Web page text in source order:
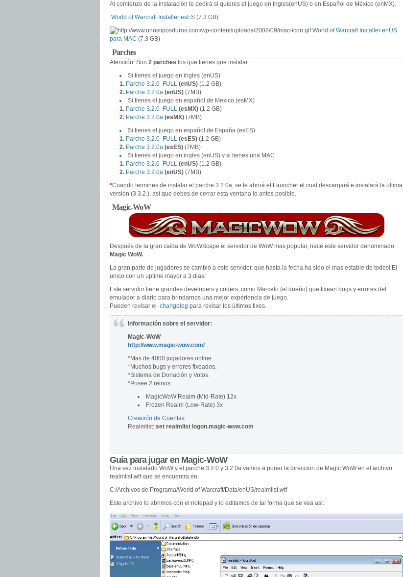
Al comienzo de la instalación te pedirá si quieres el juego en Ingles(enUS) o en Español de México (enMX).
World of Warcraft Installer esES (7.3 GB)
World of Warcraft Installer enUS
para MAC (7.3 GB)
Parches
Atención! Son 2 parches los que tienes que instalar:
Si tienes el juego en ingles (enUS)
1. Parche 3.2.0 FULL (enUS) (1.2 GB)
2. Parche 3.2.0a (enUS) (7MB)
Si tienes el juego en español de Mexico (esMX)
1. Parche 3.2.0 FULL (esMX) (1.2 GB)
2. Parche 3.2.0a (esMX) (7MB)
Si tienes el juego en español de España (esES)
1. Parche 3.2.0 FULL (esES) (1.2 GB)
2. Parche 3.2.0a (esES) (7MB)
Si tienes el juego en ingles (enUS) y si tienes una MAC
1. Parche 3.2.0 FULL (enUS) (1.2 GB)
2. Parche 3.2.0a (enUS) (7MB)
*Cuando termines de instalar el parche 3.2.0a, se te abrirá el Launcher el cual descargará e instalará la ultima
versión (3.3.2.), así que debes de cerrar esta ventana lo antes posible.
Magic-WoW
Después de la gran caída de WoWScape el servidor de WoW mas popular, nace este servidor denominado
Magic WoW.
La gran parte de jugadores se cambió a este servidor, que hasta la fecha ha sido el mas estable de todos! El
unico con un uptime mayor a 3 dias!
Este servidor tiene grandes developers y coders, como Marcelo (el dueño) que fixean bugs y errores del
emulador a diario para brindarnos una mejor experiencia de juego.
Pueden revisar el changelog para revisar los últimos fixes.
Información sobre el servidor:
Magic-WoW
http://www.magic-wow.com/
*Mas de 4000 jugadores online.
*Muchos bugs y errores fixeados.
*Sistema de Donación y Votos.
*Posee 2 reinos:
MagicWoW Realm (Mid-Rate) 12x
Frozen Realm (Low-Rate) 3x
Creación de Cuentas
Realmlist: set realmlist logon.magic-wow.com
Guía para jugar en Magic-WoW
Una vez instalado WoW y el parche 3.2.0 y 3.2.0a vamos a poner la direccion de Magic WoW en el archivo
realmlist.wtf que se encuentra en:
C:/Archivos de Programa/World of Warcraft/Data/enUS/realmlist.wtf
Este archivo lo abrimos con el notepad y lo editamos de tal forma que se vea asi: